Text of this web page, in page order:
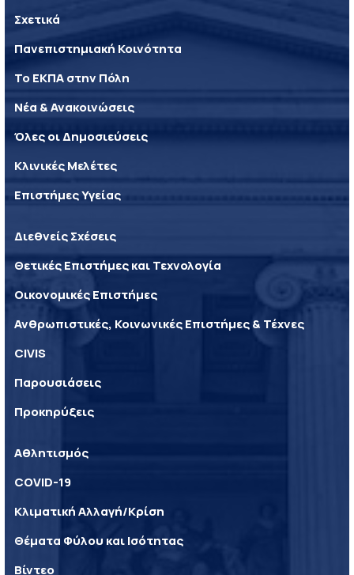
Σχετικά
Πανεπιστημιακή Κοινότητα
Το ΕΚΠΑ στην Πόλη
Νέα & Ανακοινώσεις
Όλες οι Δημοσιεύσεις
Κλινικές Μελέτες
Επιστήμες Υγείας
Διεθνείς Σχέσεις
Θετικές Επιστήμες και Τεχνολογία
Οικονομικές Επιστήμες
Ανθρωπιστικές, Κοινωνικές Επιστήμες & Τέχνες
CIVIS
Παρουσιάσεις
Προκηρύξεις
Αθλητισμός
COVID-19
Κλιματική Αλλαγή/Κρίση
Θέματα Φύλου και Ισότητας
Βίντεο